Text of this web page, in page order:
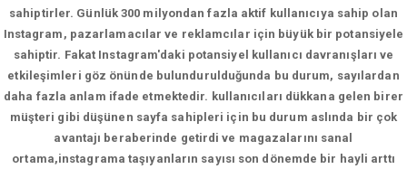
sahiptirler. Günlük 300 milyondan fazla aktif kullanıcıya sahip olan
Instagram, pazarlamacılar ve reklamcılar için büyük bir potansiyele
sahiptir. Fakat Instagram'daki potansiyel kullanıcı davranışları ve
etkileşimleri göz önünde bulundurulduğunda bu durum, sayılardan
daha fazla anlam ifade etmektedir. kullanıcıları dükkana gelen birer
müşteri gibi düşünen sayfa sahipleri için bu durum aslında bir çok
avantajı beraberinde getirdi ve magazalarını sanal
ortama,instagrama taşıyanların sayısı son dönemde bir hayli arttı